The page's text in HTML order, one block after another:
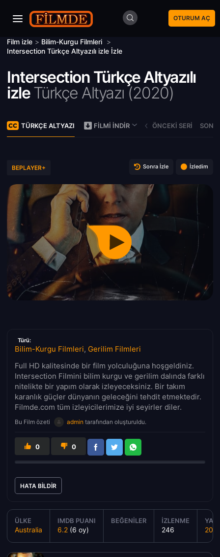
OTURUM AÇ
Film izle > Bilim-Kurgu Filmleri >
Intersection Türkçe Altyazılı izle İzle
Intersection Türkçe Altyazılı
izleTürkçe Altyazı (2020)
TÜRKÇE ALTYAZI FILMI İNDIR ÖNCEKI SERI
BEPLAYER+ Sonra İzle İzledim
Türü:
Bilim-Kurgu Filmleri, Gerilim Filmleri
Full HD kalitesinde bir film yolculuğuna hoşgeldiniz.
Intersection Filmini bilim kurgu ve gerilim dalında farklı
nitelikte bir yapım olarak izleyeceksiniz. Bir takım
karanlık güçler dünyanın geleceğini tehdit etmektedir.
Filmde.com tüm izleyicilerimize iyi seyirler diler.
Bu Film özeti admin tarafından oluşturuldu.
0 0
HATA BILDIR
ÜLKE
Australia
IMDB PUANI
6.2 (6 oy)
BEĞENILER İZLENME
246